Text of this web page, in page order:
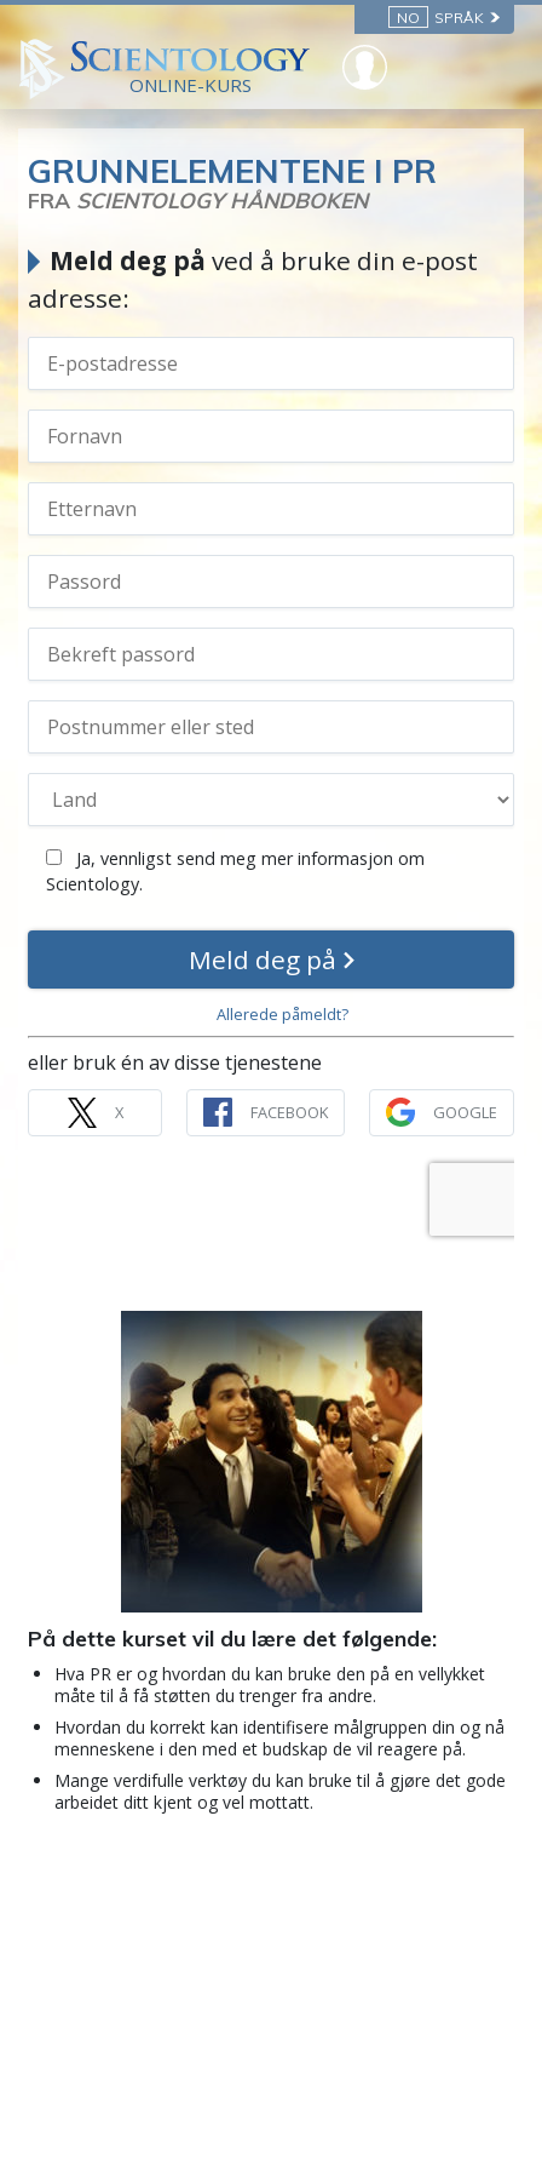
NO SPRÅK
ONLINE-KURS
GRUNNELEMENTENE I PR
FRA SCIENTOLOGY HÅNDBOKEN
Meld deg på ved å bruke din e-post
adresse:
Ja, vennligst send meg mer informasjon om
Scientology.
Meld deg på
Allerede påmeldt?
eller bruk én av disse tjenestene
X FACEBOOK GOOGLE
På dette kurset vil du lære det følgende:
Hva PR er og hvordan du kan bruke den på en vellykket
måte til å få støtten du trenger fra andre.
Hvordan du korrekt kan identifisere målgruppen din og nå
menneskene i den med et budskap de vil reagere på.
Mange verdifulle verktøy du kan bruke til å gjøre det gode
arbeidet ditt kjent og vel mottatt.